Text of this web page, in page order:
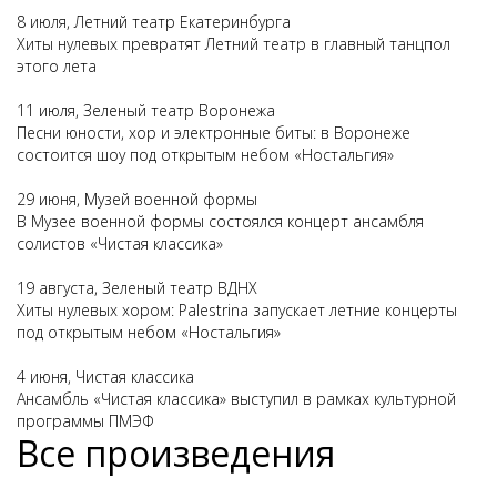
8 июля, Летний театр Екатеринбурга
Хиты нулевых превратят Летний театр в главный танцпол
этого лета
11 июля, Зеленый театр Воронежа
Песни юности, хор и электронные биты: в Воронеже
состоится шоу под открытым небом «Ностальгия»
29 июня, Музей военной формы
В Музее военной формы состоялся концерт ансамбля
солистов «Чистая классика»
19 августа, Зеленый театр ВДНХ
Хиты нулевых хором: Palestrina запускает летние концерты
под открытым небом «Ностальгия»
4 июня, Чистая классика
Ансамбль «Чистая классика» выступил в рамках культурной
программы ПМЭФ
Все произведения